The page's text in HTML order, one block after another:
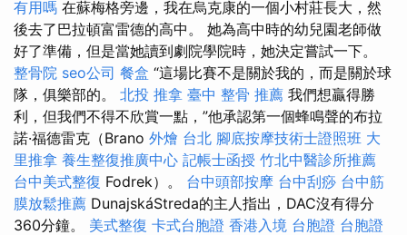
有用嗎 在蘇梅格旁邊，我在烏克康的一個小村莊長大，然
後去了巴拉頓富雷德的高中。 她為高中時的幼兒園老師做
好了準備，但是當她讀到劇院學院時，她決定嘗試一下。
整骨院 seo公司 餐盒 “這場比賽不是關於我的，而是關於球
隊，俱樂部的。 北投 推拿 臺中 整骨 推薦 我們想贏得勝
利，但我們不得不欣賞一點，”他承認第一個蜂鳴聲的布拉
諾·福德雷克（Brano 外燴 台北 腳底按摩技術士證照班 大
里推拿 養生整復推廣中心 記帳士函授 竹北中醫診所推薦
台中美式整復 Fodrek）。 台中頭部按摩 台中刮痧 台中筋
膜放鬆推薦 DunajskáStreda的主人指出，DAC沒有得分
360分鐘。 美式整復 卡式台胞證 香港入境 台胞證 台胞證